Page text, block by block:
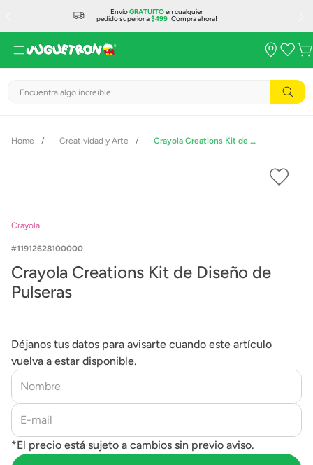
EnvíoGRATUITOen cualquier
pedido superior a$499¡Compra ahora!
Encuentra algo increíble...
Creatividad y Arte Crayola Creations Kit de Diseño de Pulseras
Crayola
11912628100000
Crayola Creations Kit de Diseño de
Pulseras
Déjanos tus datos para avisarte cuando este artículo
vuelva a estar disponible.